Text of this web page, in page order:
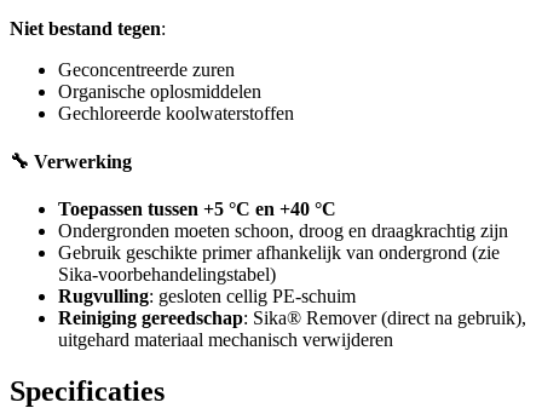
Niet bestand tegen:
Geconcentreerde zuren
Organische oplosmiddelen
Gechloreerde koolwaterstoffen
🔧 Verwerking
Toepassen tussen +5 °C en +40 °C
Ondergronden moeten schoon, droog en draagkrachtig zijn
Gebruik geschikte primer afhankelijk van ondergrond (zie
Sika-voorbehandelingstabel)
Rugvulling: gesloten cellig PE-schuim
Reiniging gereedschap: Sika® Remover (direct na gebruik),
uitgehard materiaal mechanisch verwijderen
Specificaties